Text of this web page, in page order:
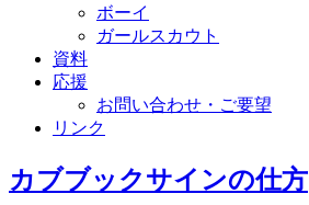
ボーイ
ガールスカウト
資料
応援
お問い合わせ・ご要望
リンク
カブブックサインの仕方